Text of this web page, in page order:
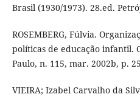
Brasil (1930/1973). 28.ed.
ROSEMBERG, Fúlvia.
políticas de educação infantil.
Paulo, n. 115, mar. 2002b, p.
VIEIRA; Izabel Carvalho da